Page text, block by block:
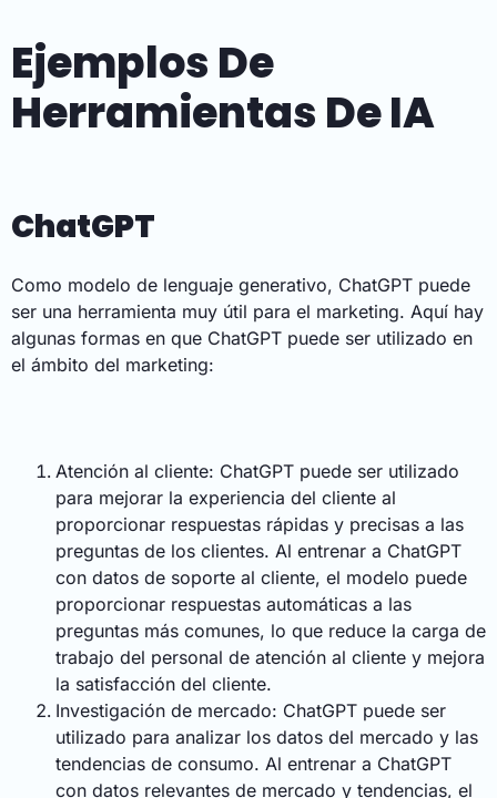
Ejemplos De
Herramientas De IA
ChatGPT
Como modelo de lenguaje generativo, ChatGPT puede
ser una herramienta muy útil para el marketing. Aquí hay
algunas formas en que ChatGPT puede ser utilizado en
el ámbito del marketing:
Atención al cliente: ChatGPT puede ser utilizado
para mejorar la experiencia del cliente al
proporcionar respuestas rápidas y precisas a las
preguntas de los clientes. Al entrenar a ChatGPT
con datos de soporte al cliente, el modelo puede
proporcionar respuestas automáticas a las
preguntas más comunes, lo que reduce la carga de
trabajo del personal de atención al cliente y mejora
la satisfacción del cliente.
Investigación de mercado: ChatGPT puede ser
utilizado para analizar los datos del mercado y las
tendencias de consumo. Al entrenar a ChatGPT
con datos relevantes de mercado y tendencias, el